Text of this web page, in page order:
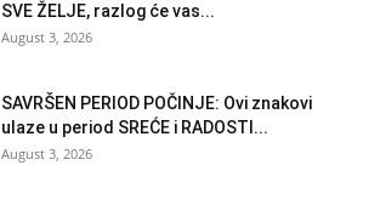
SVE ŽELJE, razlog će vas...
August 3, 2026
SAVRŠEN PERIOD POČINJE: Ovi znakovi
ulaze u period SREĆE i RADOSTI...
August 3, 2026